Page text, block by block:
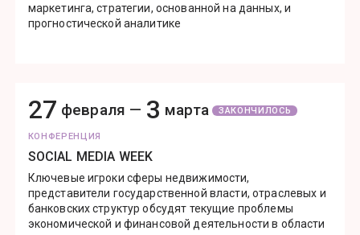
маркетинга, стратегии, основанной на данных, и
прогностической аналитике
27 февраля — 3 марта ЗАКОНЧИЛОСЬ
КОНФЕРЕНЦИЯ
SOCIAL MEDIA WEEK
Ключевые игроки сферы недвижимости,
представители государственной власти, отраслевых и
банковских структур обсудят текущие проблемы
экономической и финансовой деятельности в области